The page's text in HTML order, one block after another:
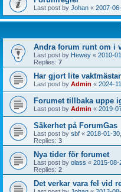
Last post by Johan « 2007-
Andra forum runt om i
Last post by Hewey « 2010-
Replies: 7
Har gjort lite
Last post by Admin « 2024-
Forumet tillbaka uppe
Last post by Admin « 2019-
Säkerhet på ForumGas
Last post by sbf « 2018-01-
Replies: 3
Nya tider för forumet
Last post by olass « 2015-08-
Replies: 2
Det verkar vara fel vid